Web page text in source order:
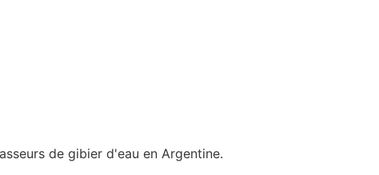
de gibier d'eau en Argentine.